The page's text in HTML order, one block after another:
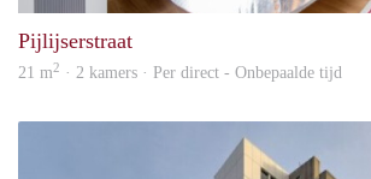
Pijlijserstraat
21 m2 · 2 kamers · Per direct - Onbepaalde tijd